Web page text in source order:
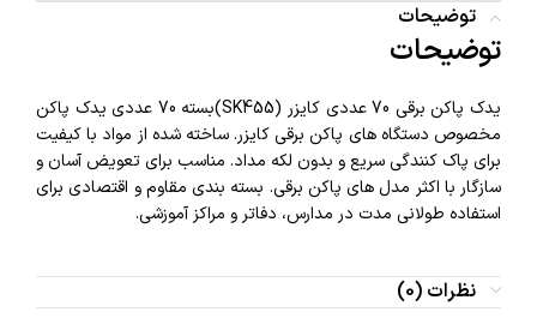
توضیحات
توضیحات
یدک پاکن برقی 70 عددی کایزر (SK455)بسته 70 عددی یدک پاکن
مخصوص دستگاه‌ های پاکن برقی کایزر. ساخته شده از مواد با کیفیت
برای پاک‌ کنندگی سریع و بدون لکه مداد. مناسب برای تعویض آسان و
سازگار با اکثر مدل‌ های پاکن برقی. بسته‌ بندی مقاوم و اقتصادی برای
استفاده طولانی‌ مدت در مدارس، دفاتر و مراکز آموزشی.
نظرات (0)